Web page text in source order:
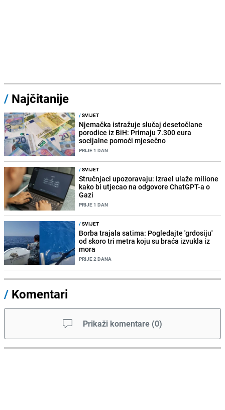
/ Najčitanije
/SVIJET
Njemačka istražuje slučaj desetočlane
porodice iz BiH: Primaju 7.300 eura
socijalne pomoći mjesečno
PRIJE 1 DAN
/SVIJET
Stručnjaci upozoravaju: Izrael ulaže milione
kako bi utjecao na odgovore ChatGPT-a o
Gazi
PRIJE 1 DAN
/SVIJET
Borba trajala satima: Pogledajte 'grdosiju'
od skoro tri metra koju su braća izvukla iz
mora
PRIJE 2 DANA
/ Komentari
Prikaži komentare (0)